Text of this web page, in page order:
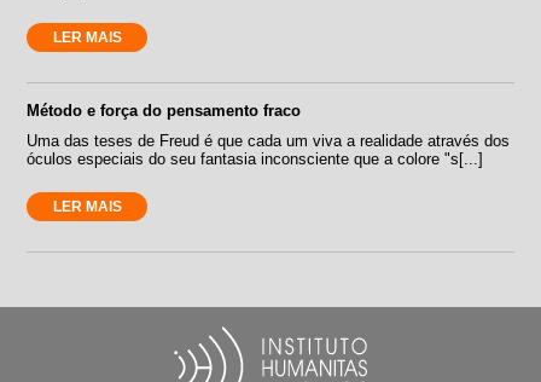
LER MAIS
Método e força do pensamento fraco
Uma das teses de Freud é que cada um viva a realidade através dos
óculos especiais do seu fantasia inconsciente que a colore "s[...]
LER MAIS